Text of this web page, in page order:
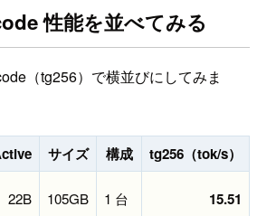
性能を並べてみる
（tg256）で横並びにしてみま
サイズ 構成 tg256（tok/s）
22B 105GB 1 台 15.51